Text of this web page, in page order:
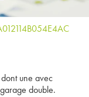
une avec
double.